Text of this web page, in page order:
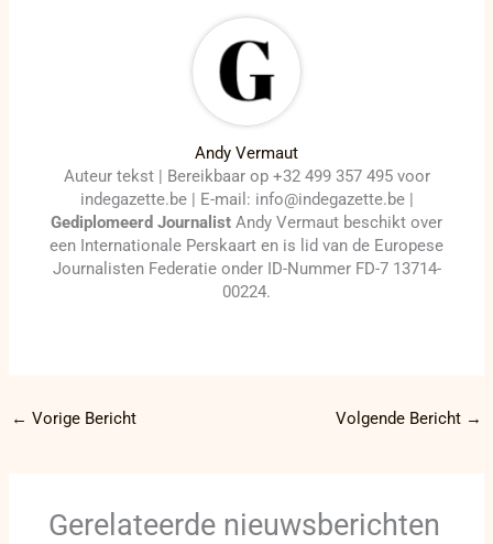
Andy Vermaut
Auteur tekst | Bereikbaar op +32 499 357 495 voor
indegazette.be | E-mail: info@indegazette.be |
Gediplomeerd Journalist Andy Vermaut beschikt over
een Internationale Perskaart en is lid van de Europese
Journalisten Federatie onder ID-Nummer FD-7 13714-
00224.
← Vorige Bericht Volgende Bericht →
Gerelateerde nieuwsberichten